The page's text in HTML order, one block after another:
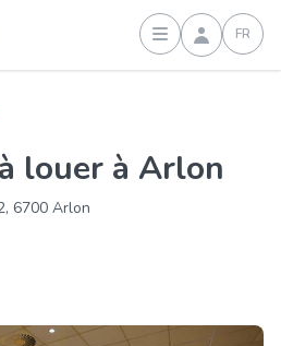
Connexion
FR
louer à Arlon
6700 Arlon